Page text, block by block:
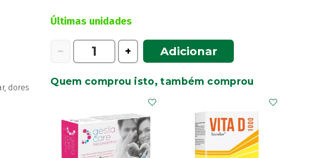
dores
Últimas unidades
−
Quantidade
Extra,
Comprimidos
+ Adicionar
Quem comprou isto, também comprou